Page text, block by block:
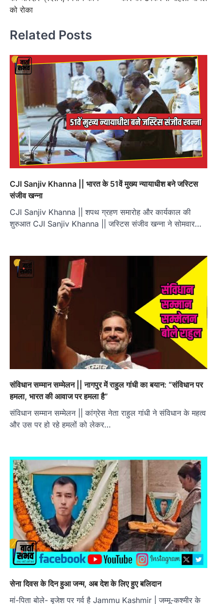
को रोका
Related Posts
CJI Sanjiv Khanna || भारत के 51वें मुख्य न्यायाधीश बने जस्टिस
संजीव खन्ना
CJI Sanjiv Khanna || शपथ ग्रहण समारोह और कार्यकाल की
शुरुआत CJI Sanjiv Khanna || जस्टिस संजीव खन्ना ने सोमवार…
संविधान सम्मान सम्मेलन || नागपुर में राहुल गांधी का बयान: “संविधान पर
हमला, भारत की आवाज पर हमला है”
संविधान सम्मान सम्मेलन || कांग्रेस नेता राहुल गांधी ने संविधान के महत्व
और उस पर हो रहे हमलों को लेकर…
सेना दिवस के दिन हुआ जन्म, अब देश के लिए हुए बलिदान
मां-पिता बोले- बृजेश पर गर्व है Jammu Kashmir | जम्मू-कश्मीर के